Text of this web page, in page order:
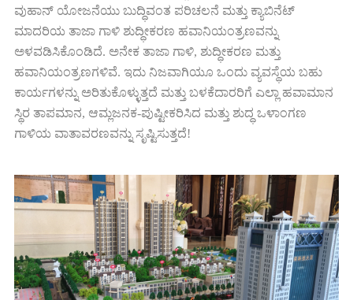
ವುಹಾನ್ ಯೋಜನೆಯು ಬುದ್ಧಿವಂತ ಪರಿಚಲನೆ ಮತ್ತು ಕ್ಯಾಬಿನೆಟ್
ಮಾದರಿಯ ತಾಜಾ ಗಾಳಿ ಶುದ್ಧೀಕರಣ ಹವಾನಿಯಂತ್ರಣವನ್ನು
ಅಳವಡಿಸಿಕೊಂಡಿದೆ. ಅನೇಕ ತಾಜಾ ಗಾಳಿ, ಶುದ್ಧೀಕರಣ ಮತ್ತು
ಹವಾನಿಯಂತ್ರಣಗಳಿವೆ. ಇದು ನಿಜವಾಗಿಯೂ ಒಂದು ವ್ಯವಸ್ಥೆಯ ಬಹು
ಕಾರ್ಯಗಳನ್ನು ಅರಿತುಕೊಳ್ಳುತ್ತದೆ ಮತ್ತು ಬಳಕೆದಾರರಿಗೆ ಎಲ್ಲಾ ಹವಾಮಾನ
ಸ್ಥಿರ ತಾಪಮಾನ, ಆಮ್ಲಜನಕ-ಪುಷ್ಟೀಕರಿಸಿದ ಮತ್ತು ಶುದ್ಧ ಒಳಾಂಗಣ
ಗಾಳಿಯ ವಾತಾವರಣವನ್ನು ಸೃಷ್ಟಿಸುತ್ತದೆ!